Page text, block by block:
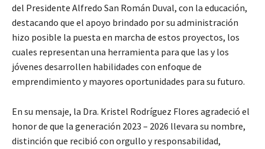
del Presidente Alfredo San Román Duval, con la educación,
destacando que el apoyo brindado por su administración
hizo posible la puesta en marcha de estos proyectos, los
cuales representan una herramienta para que las y los
jóvenes desarrollen habilidades con enfoque de
emprendimiento y mayores oportunidades para su futuro.
En su mensaje, la Dra. Kristel Rodríguez Flores agradeció el
honor de que la generación 2023 – 2026 llevara su nombre,
distinción que recibió con orgullo y responsabilidad,